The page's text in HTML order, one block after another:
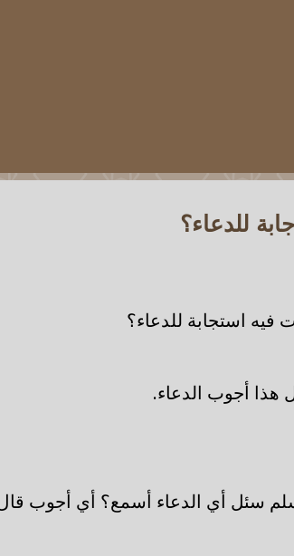
للدعاء؟
فيه استجابة للدعاء؟
هذا أجوب الدعاء.
سئل أي الدعاء أسمع؟ أي أجوب